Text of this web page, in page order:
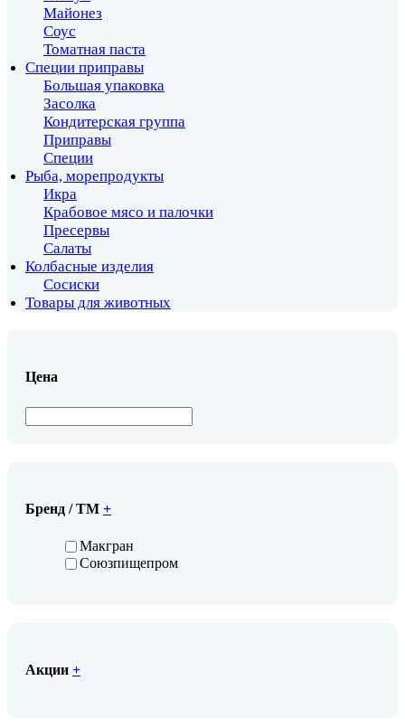
Майонез
Соус
Томатная паста
Специи приправы
Большая упаковка
Засолка
Кондитерская группа
Приправы
Специи
Рыба, морепродукты
Икра
Крабовое мясо и палочки
Пресервы
Салаты
Колбасные изделия
Сосиски
Товары для животных
Цена
Бренд / ТМ +
Макгран
Союзпищепром
Акции +